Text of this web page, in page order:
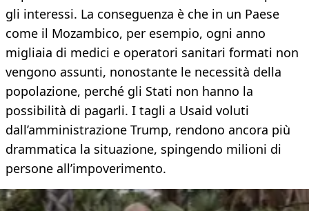
gli interessi. La conseguenza è che in un Paese
come il Mozambico, per esempio, ogni anno
migliaia di medici e operatori sanitari formati non
vengono assunti, nonostante le necessità della
popolazione, perché gli Stati non hanno la
possibilità di pagarli. I tagli a Usaid voluti
dall’amministrazione Trump, rendono ancora più
drammatica la situazione, spingendo milioni di
persone all’impoverimento.